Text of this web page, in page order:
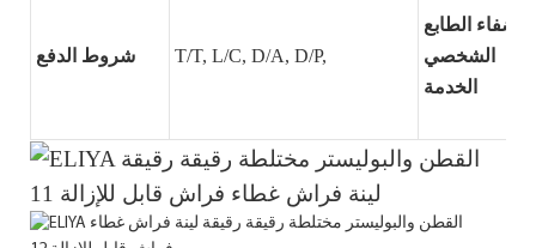
شروط الدفع T/T, L/C, D/A, D/P,
إضفاء الطابع
الشخصي
الخدمة